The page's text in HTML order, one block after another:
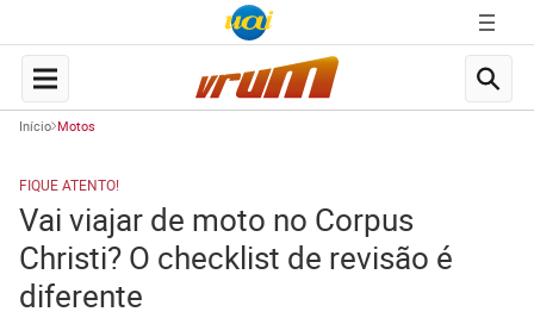
Início Motos
FIQUE ATENTO!
Vai viajar de moto no Corpus
Christi? O checklist de revisão é
diferente